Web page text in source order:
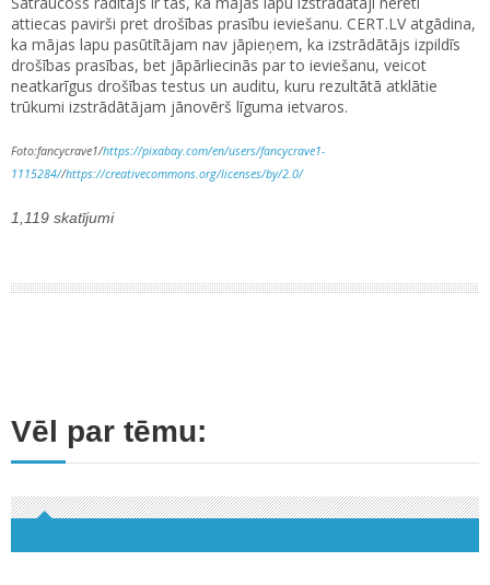
attiecas pavirši pret drošības prasību ieviešanu. CERT.LV atgādina,
ka mājas lapu pasūtītājam nav jāpieņem, ka izstrādātājs izpildīs
drošības prasības, bet jāpārliecinās par to ieviešanu, veicot
neatkarīgus drošības testus un auditu, kuru rezultātā atklātie
trūkumi izstrādātājam jānovērš līguma ietvaros.
Foto:fancycrave1/https://pixabay.com/en/users/fancycrave1-
1115284//https://creativecommons.org/licenses/by/2.0/
1,119 skatījumi
Vēl par tēmu: